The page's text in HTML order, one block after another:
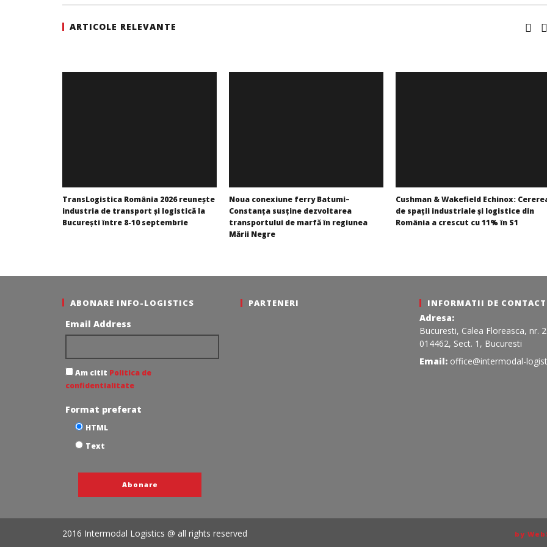
ARTICOLE RELEVANTE
TransLogistica România 2026 reunește
industria de transport și logistică la
București între 8-10 septembrie
Noua conexiune ferry Batumi–
Constanța susține dezvoltarea
transportului de marfă în regiunea
Mării Negre
Cushman & Wakefield Echinox:
de spații industriale și logistice din
România a crescut cu 11% în S1
ABONARE INFO-LOGISTICS
Email Address
Am citit Politica de
confidentialitate
Format preferat
HTML
Text
PARTENERI INFORMATII DE CONTACT
Adresa:
Bucuresti, Calea Floreasca, nr.
014462, Sect. 1, Bucuresti
Email:office@intermodal-
2016 Intermodal Logistics @ all rights reserved by